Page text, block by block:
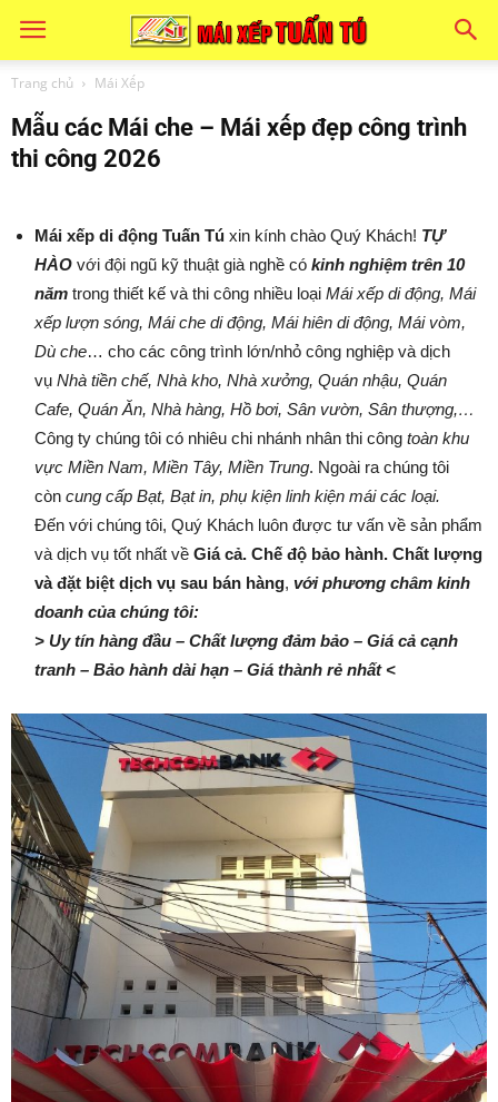
Trang chủ Mái Xếp
Mẫu các Mái che – Mái xếp đẹp công trình
thi công 2026
Mái xếp di động Tuấn Tú xin kính chào Quý Khách! TỰ
HÀO với đội ngũ kỹ thuật già nghề có kinh nghiệm trên 10
năm trong thiết kế và thi công nhiều loại Mái xếp di động, Mái
xếp lượn sóng, Mái che di động, Mái hiên di động, Mái vòm,
Dù che… cho các công trình lớn/nhỏ công nghiệp và dịch
vụ Nhà tiền chế, Nhà kho, Nhà xưởng, Quán nhậu, Quán
Cafe, Quán Ăn, Nhà hàng, Hồ bơi, Sân vườn, Sân thượng,…
Công ty chúng tôi có nhiêu chi nhánh nhân thi công toàn khu
vực Miền Nam, Miền Tây, Miền Trung. Ngoài ra chúng tôi
còn cung cấp Bạt, Bạt in, phụ kiện linh kiện mái các loại.
Đến với chúng tôi, Quý Khách luôn được tư vấn về sản phẩm
và dịch vụ tốt nhất về Giá cả. Chế độ bảo hành. Chất lượng
và đặt biệt dịch vụ sau bán hàng, với phương châm kinh
doanh của chúng tôi:
> Uy tín hàng đầu – Chất lượng đảm bảo – Giá cả cạnh
tranh – Bảo hành dài hạn – Giá thành rẻ nhất <